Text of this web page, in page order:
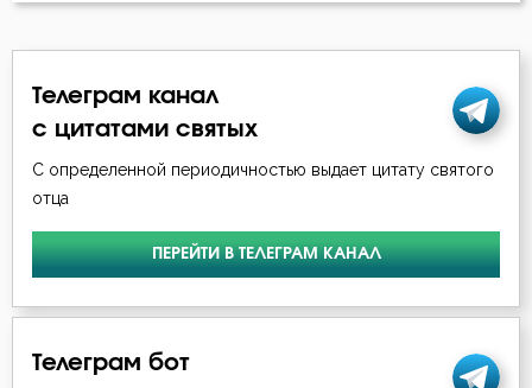
Блуд
Бог
Богопознание
Богоугождение
Болезнь
Борьба
Телеграм канал
с цитатами святых
С определенной периодичностью выдает цитату святого
отца
ПЕРЕЙТИ В ТЕЛЕГРАМ КАНАЛ
Телеграм бот